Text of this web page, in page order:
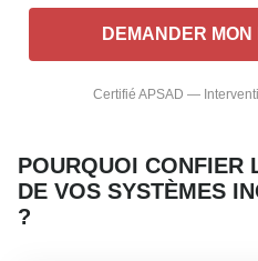
Certifié APSAD —
POURQUOI CONFIER
DE VOS SYSTÈMES
?